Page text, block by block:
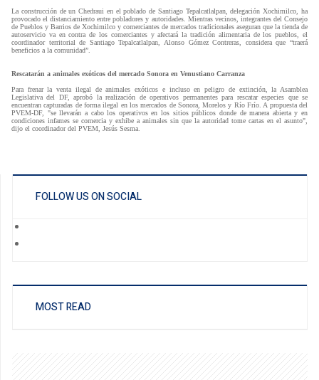
La construcción de un Chedraui en el poblado de Santiago Tepalcatlalpan, delegación Xochimilco, ha
provocado el distanciamiento entre pobladores y autoridades. Mientras vecinos, integrantes del Consejo
de Pueblos y Barrios de Xochimilco y comerciantes de mercados tradicionales aseguran que la tienda de
autoservicio va en contra de los comerciantes y afectará la tradición alimentaria de los pueblos, el
coordinador territorial de Santiago Tepalcatlalpan, Alonso Gómez Contreras, considera que “traerá
beneficios a la comunidad”.
Rescatarán a animales exóticos del mercado Sonora en Venustiano Carranza
Para frenar la venta ilegal de animales exóticos e incluso en peligro de extinción, la Asamblea
Legislativa del DF, aprobó la realización de operativos permanentes para rescatar especies que se
encuentran capturadas de forma ilegal en los mercados de Sonora, Morelos y Río Frío. A propuesta del
PVEM-DF, "se llevarán a cabo los operativos en los sitios públicos donde de manera abierta y en
condiciones infames se comercia y exhibe a animales sin que la autoridad tome cartas en el asunto",
dijo el coordinador del PVEM, Jesús Sesma.
FOLLOW US ON SOCIAL
MOST READ